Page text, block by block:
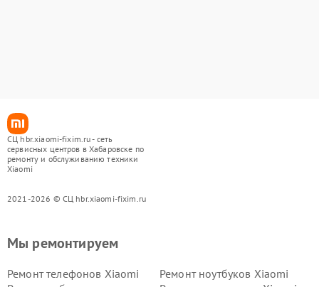
СЦ hbr.xiaomi-fixim.ru - сеть
сервисных центров в Хабаровске по
ремонту и обслуживанию техники
Xiaomi
2021-2026 © СЦ hbr.xiaomi-fixim.ru
Мы ремонтируем
Ремонт телефонов Xiaomi
Ремонт ноутбуков Xiaomi